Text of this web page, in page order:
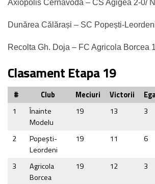
Axiopolis Cernavodă – CS Agigea 2-0/
Dunărea Călărași – SC Popești-
Recolta Gh. Doja – FC Agricola Borcea
Clasament Etapa 19
# Club Meciuri Victorii
1
Înainte
Modelu
19 13 3
2
Popeşti-
Leordeni
19 11 6
3
Agricola
Borcea
19 12 3